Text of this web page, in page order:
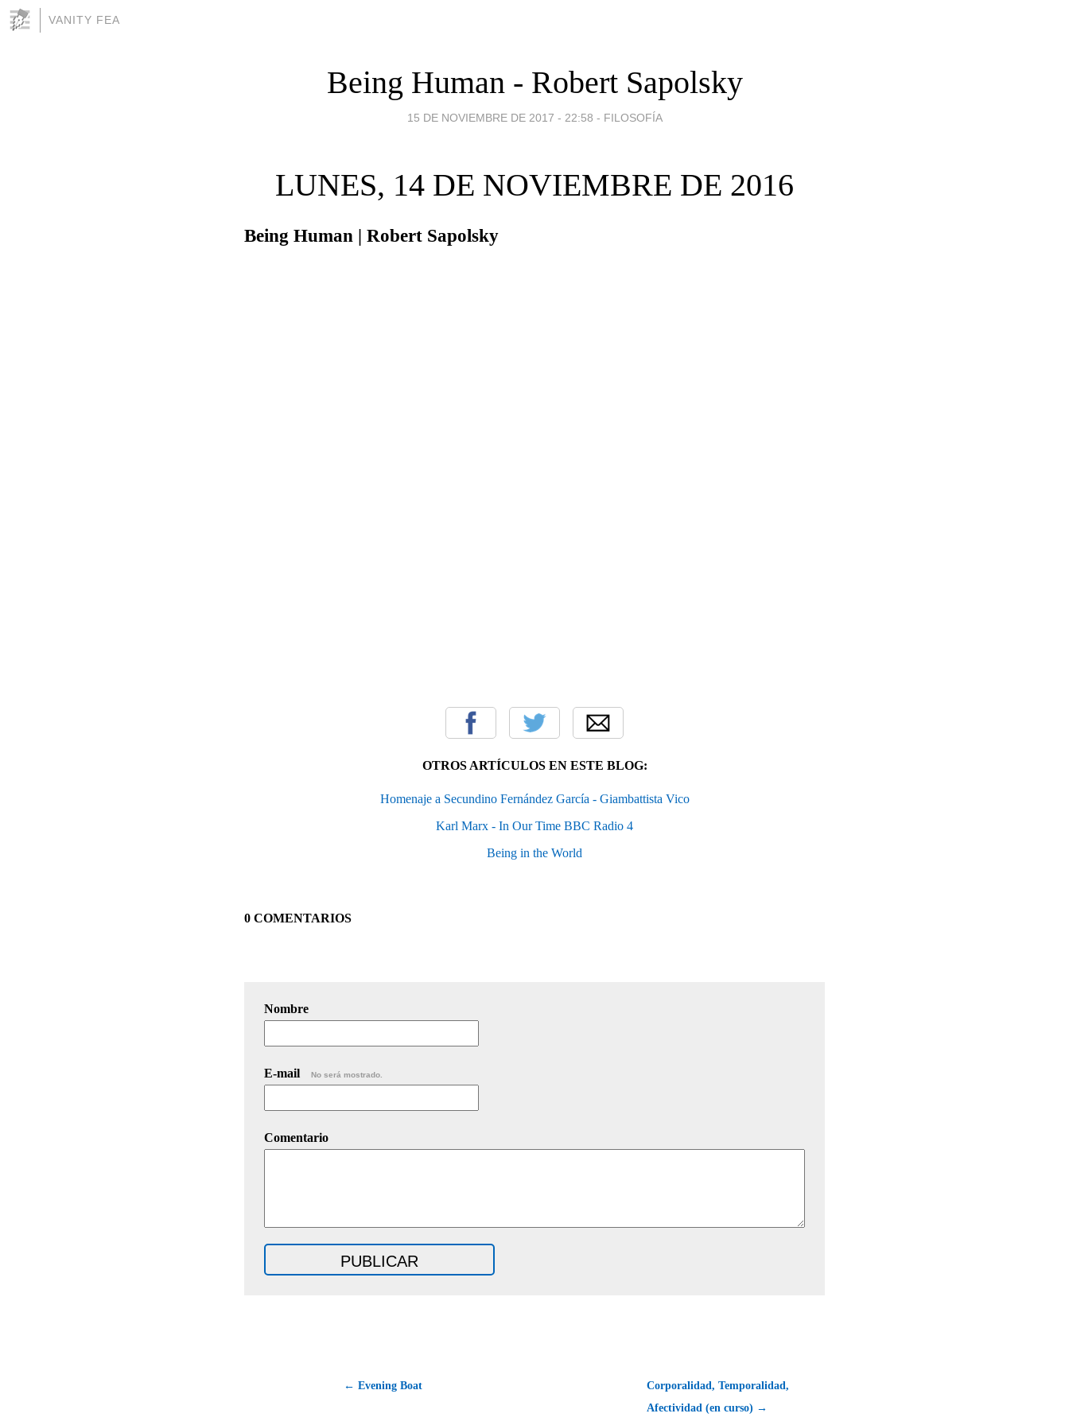
VANITY FEA
Being Human - Robert Sapolsky
15 DE NOVIEMBRE DE 2017 - 22:58 - FILOSOFÍA
LUNES, 14 DE NOVIEMBRE DE 2016
Being Human | Robert Sapolsky
OTROS ARTÍCULOS EN ESTE BLOG:
Homenaje a Secundino Fernández García - Giambattista Vico
Karl Marx - In Our Time BBC Radio 4
Being in the World
0 COMENTARIOS
Nombre
E-mail No será mostrado.
Comentario
← Evening Boat
Corporalidad, Temporalidad,
Afectividad (en curso) →